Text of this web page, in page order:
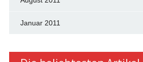
Januar 2011